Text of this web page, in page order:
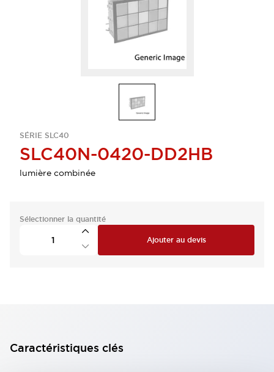
SÉRIE SLC40
SLC40N-0420-DD2HB
lumière combinée
Sélectionner la quantité
Ajouter au devis
Caractéristiques clés